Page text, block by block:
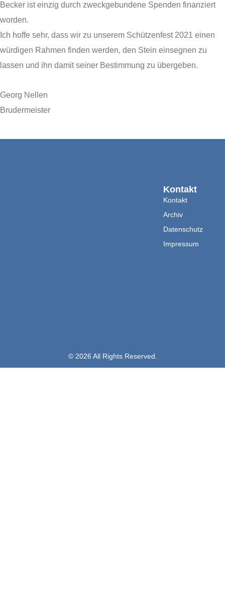
Becker ist einzig durch zweckgebundene Spenden finanziert
worden.
Ich hoffe sehr, dass wir zu unserem Schützenfest 2021 einen
würdigen Rahmen finden werden, den Stein einsegnen zu
lassen und ihn damit seiner Bestimmung zu übergeben.
Georg Nellen
Brudermeister
Kontakt
Kontakt
Archiv
Datenschutz
Impressum
© 2026 All Rights Reserved.